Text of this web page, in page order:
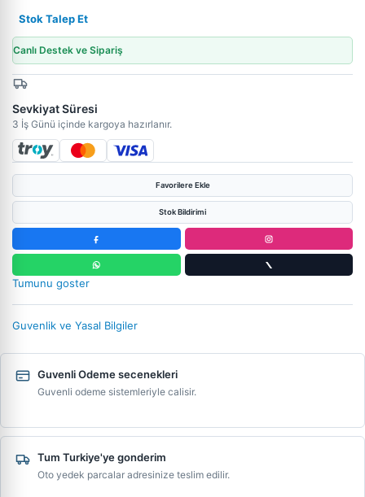
Stok Talep Et
Canlı Destek ve Sipariş
Sevkiyat Süresi
3 İş Günü içinde kargoya hazırlanır.
Favorilere Ekle
Stok Bildirimi
Tumunu goster
Guvenlik ve Yasal Bilgiler
Guvenli Odeme secenekleri
Guvenli odeme sistemleriyle calisir.
Tum Turkiye'ye gonderim
Oto yedek parcalar adresinize teslim edilir.